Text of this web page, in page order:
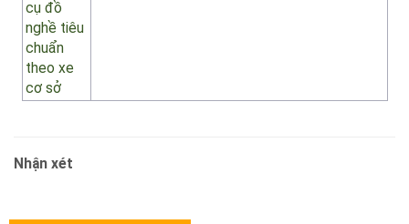
cabin
Đèn
chớp sau
xe
Bảo hiểm
Có
Bộ dụng